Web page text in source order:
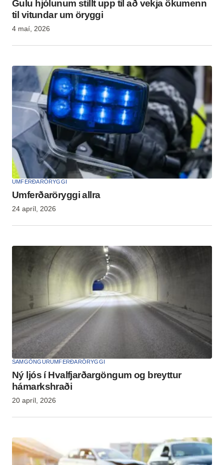
Gulu hjólunum stillt upp til að vekja ökumenn
til vitundar um öryggi
4 maí, 2026
UMFERÐARÖRYGGI
Umferðaröryggi allra
24 apríl, 2026
SAMGÖNGURUMFERÐARÖRYGGI
Ný ljós í Hval­fjarðar­göng­um og breyttur
hámarks­hraði
20 apríl, 2026